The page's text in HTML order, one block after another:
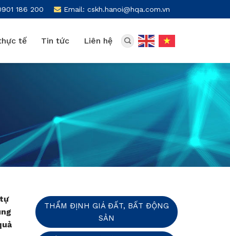
186 200 Email: cskh.hanoi@hqa.com.vn
tế Tin tức Liên hệ
THẨM ĐỊNH GIÁ ĐẤT, BẤT ĐỘNG
SẢN